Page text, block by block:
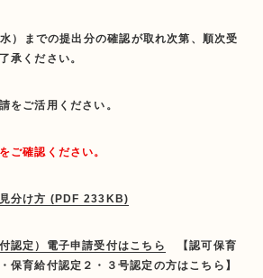
）までの提出分の確認が取れ次第、順次受
承ください。
をご活用ください。
ご確認ください。
分け方 (PDF 233KB)
認定）電子申請受付はこちら 【認可保育
保育給付認定２・３号認定の方はこちら】